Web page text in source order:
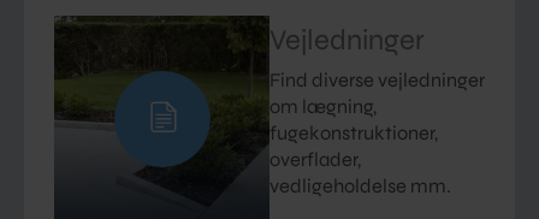
Vejledninger
Find diverse vejledninger
om lægning,
fugekonstruktioner,
overflader,
vedligeholdelse mm.